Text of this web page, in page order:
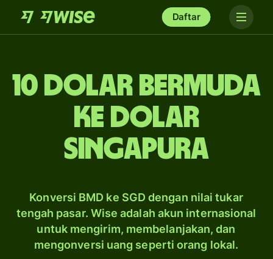
Daftar
10 dolar Bermuda
ke dolar
Singapura
Konversi BMD ke SGD dengan nilai tukar
tengah pasar. Wise adalah akun internasional
untuk mengirim, membelanjakan, dan
mengonversi uang seperti orang lokal.